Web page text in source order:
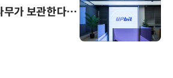
무가 보관한다…